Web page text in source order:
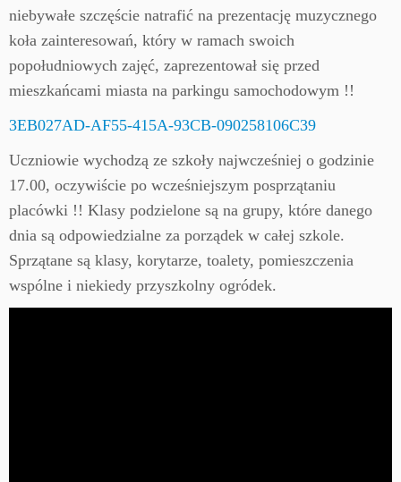
niebywałe szczęście natrafić na prezentację muzycznego
koła zainteresowań, który w ramach swoich
popołudniowych zajęć, zaprezentował się przed
mieszkańcami miasta na parkingu samochodowym !!
3EB027AD-AF55-415A-93CB-090258106C39
Uczniowie wychodzą ze szkoły najwcześniej o godzinie
17.00, oczywiście po wcześniejszym posprzątaniu
placówki !! Klasy podzielone są na grupy, które danego
dnia są odpowiedzialne za porządek w całej szkole.
Sprzątane są klasy, korytarze, toalety, pomieszczenia
wspólne i niekiedy przyszkolny ogródek.